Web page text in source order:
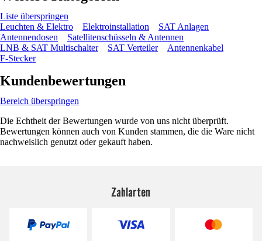
Liste überspringen
Leuchten & Elektro
Elektroinstallation
SAT Anlagen
Antennendosen
Satellitenschüsseln & Antennen
LNB & SAT Multischalter
SAT Verteiler
Antennenkabel
F-Stecker
Kundenbewertungen
Bereich überspringen
Die Echtheit der Bewertungen wurde von uns nicht überprüft.
Bewertungen können auch von Kunden stammen, die die Ware nicht
nachweislich genutzt oder gekauft haben.
Zahlarten